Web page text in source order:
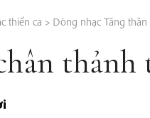
thiền ca > Dòng nhạc Tăng thân
thảnh